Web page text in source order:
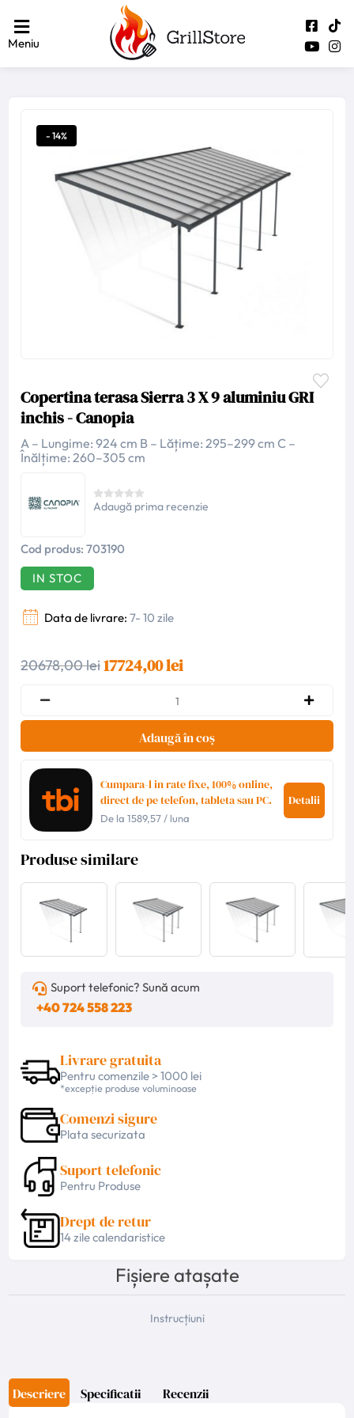
Meniu
- 14%
Copertina terasa Sierra 3 X 9 aluminiu GRI
inchis - Canopia
A – Lungime: 924 cm B – Lățime: 295–299 cm C –
Înălțime: 260–305 cm
Adaugă prima recenzie
Cod produs: 703190
IN STOC
Data de livrare: 7- 10 zile
20678,00 lei17724,00 lei
Adaugă în coș
Cumpara-l in rate fixe, 100% online,
direct de pe telefon, tableta sau PC.
De la1589,57 / luna
Detalii
Produse similare
Suport telefonic? Sună acum
+40 724 558 223
Livrare gratuita
Pentru comenzile > 1000 lei
*excepție produse voluminoase
Comenzi sigure
Plata securizata
Suport telefonic
Pentru Produse
Drept de retur
14 zile calendaristice
Fișiere atașate
Instrucțiuni
Descriere Specificatii Recenzii